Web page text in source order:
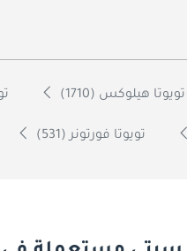
تويوتا هيلوكس (1710)
تويوتا فورتونر (531)